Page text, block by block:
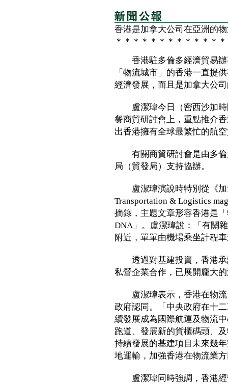
香港是加拿大公司在亞洲的
＊＊＊＊＊＊＊＊＊＊＊＊
香港駐多倫多經濟貿易辦
「物流城市」的香港一直提
經濟發展，而且是加拿大公
盧潔瑋今日（密西沙加時
餐商貿研討會上，重點推介
出香港擁有全球最繁忙的航
有關商貿研討會是由多倫
局（貿發局）支持協辦。
盧潔瑋演說時特別從《加
Transportation & Logistics
摘錄，主題文章形容香港是
DNA」。盧潔瑋說：「有關
附近，單單由機場乘坐計程
透過對基建投資，香港承
私營企業合作，已展開龐大
盧潔瑋表示，香港在物流
政府認同。「中央政府在十
續發展成為國際航運及物流
跑道、發展新的貨櫃碼頭、
持續發展的基建項目未來幾
地運輸，加強香港在物流業
盧潔瑋同時強調，香港經